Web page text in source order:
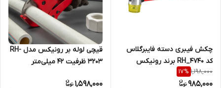
چکش فیبری دسته فایبرگلاس
کد RH_4740 برند رونیکس
1,198,000
17%
985,000
قیچی لوله بر رونیکس مدل RH-
3203 ظرفیت ۴۲ میلی‌متر
1,598,000